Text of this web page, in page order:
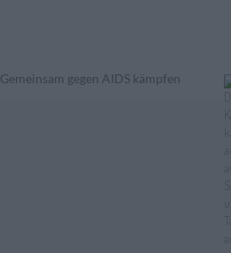
Gemeinsam gegen AIDS kämpfen